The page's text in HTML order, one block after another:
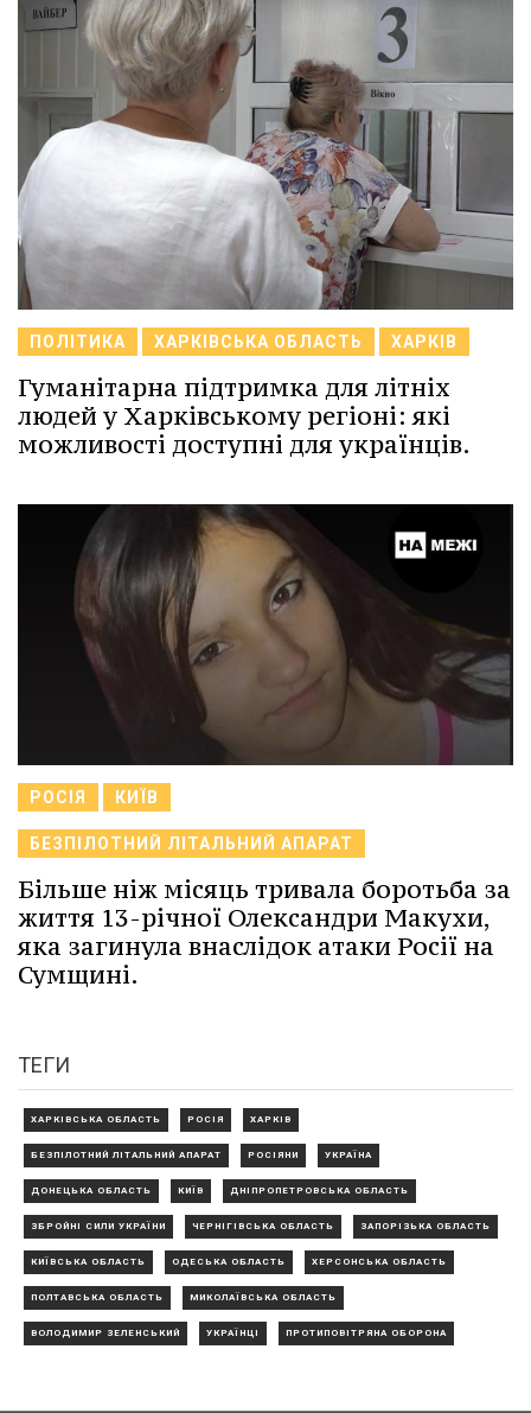
ПОЛІТИКА ХАРКІВСЬКА ОБЛАСТЬ ХАРКІВ
Гуманітарна підтримка для літніх
людей у Харківському регіоні: які
можливості доступні для українців.
РОСІЯ КИЇВ
БЕЗПІЛОТНИЙ ЛІТАЛЬНИЙ АПАРАТ
Більше ніж місяць тривала боротьба за
життя 13-річної Олександри Макухи,
яка загинула внаслідок атаки Росії на
Сумщині.
ТЕГИ
ХАРКІВСЬКА ОБЛАСТЬ РОСІЯ ХАРКІВ
БЕЗПІЛОТНИЙ ЛІТАЛЬНИЙ АПАРАТ РОСІЯНИ УКРАЇНА
ДОНЕЦЬКА ОБЛАСТЬ КИЇВ ДНІПРОПЕТРОВСЬКА ОБЛАСТЬ
ЗБРОЙНІ СИЛИ УКРАЇНИ ЧЕРНІГІВСЬКА ОБЛАСТЬ ЗАПОРІЗЬКА ОБЛАСТЬ
КИЇВСЬКА ОБЛАСТЬ ОДЕСЬКА ОБЛАСТЬ ХЕРСОНСЬКА ОБЛАСТЬ
ПОЛТАВСЬКА ОБЛАСТЬ МИКОЛАЇВСЬКА ОБЛАСТЬ
ВОЛОДИМИР ЗЕЛЕНСЬКИЙ УКРАЇНЦІ ПРОТИПОВІТРЯНА ОБОРОНА